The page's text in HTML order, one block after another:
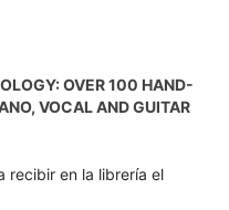
OVER 100 HAND-
VOCAL AND GUITAR
recibir en la librería el